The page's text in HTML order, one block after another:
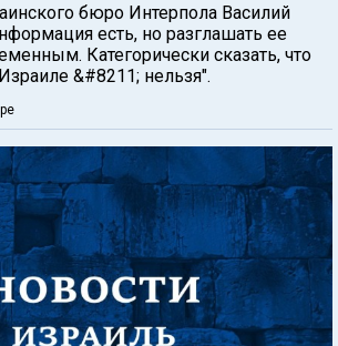
бюро Интерпола Василий
есть, но разглашать ее
Категорически сказать, что
&#8211; нельзя".